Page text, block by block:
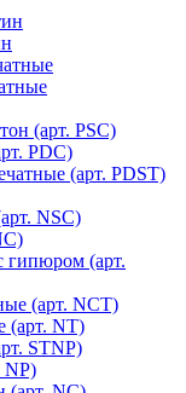
(арт. PSC)
PDC)
(арт. PDST)
NSC)
гипюром (арт.
(арт. NCT)
(арт. NT)
STNP)
NP)